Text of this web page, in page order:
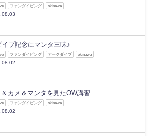
ファンダイビング okinawa
イブ記念にマンタ三昧♪
ファンダイビング アークダイブ okinawa
＆カメ＆マンタを見たOW講習
ファンダイビング okinawa